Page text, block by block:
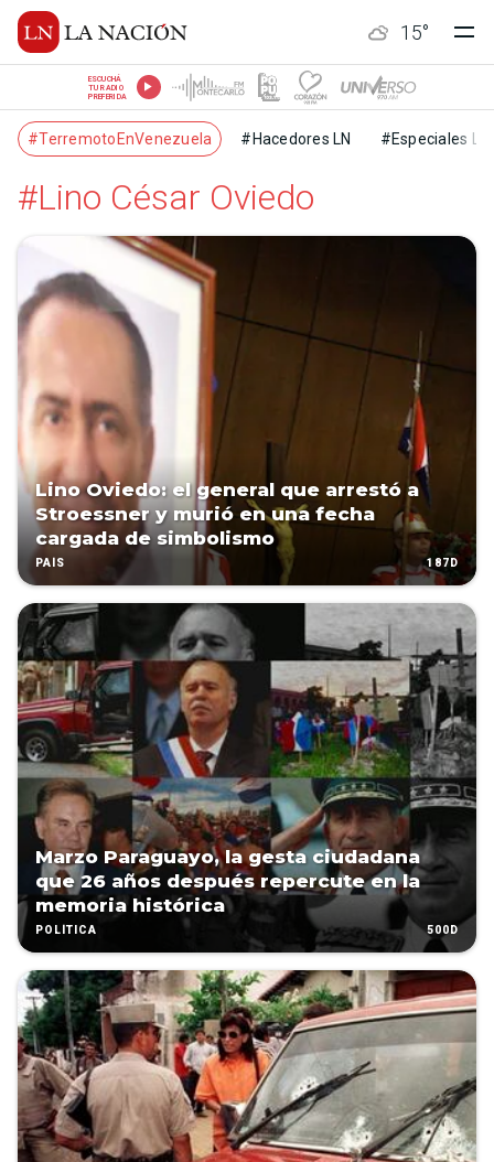
15°
ESCUCHÁ
TU RADIO
PREFERIDA
#TerremotoEnVenezuela #Hacedores LN #Especiales LN
#Lino César Oviedo
Lino Oviedo: el general que arrestó a
Stroessner y murió en una fecha
cargada de simbolismo
PAÍS 187D
Marzo Paraguayo, la gesta ciudadana
que 26 años después repercute en la
memoria histórica
POLÍTICA 500D